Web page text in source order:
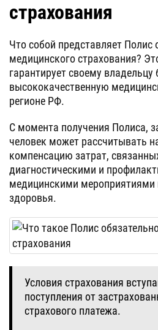
страхования
Что собой представляет Полис
медицинского страхования?
гарантирует своему владельцу
высококачественную
регионе РФ.
С момента получения Полиса,
человек может рассчитывать
компенсацию затрат,
диагностическими и
медицинскими мероприятиями
здоровья.
Условия страхования
поступления от
страхового платежа.